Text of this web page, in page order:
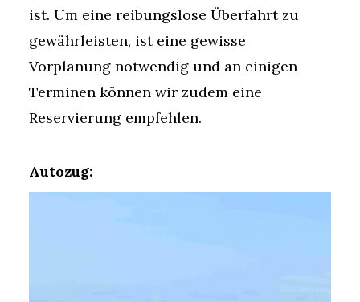
ist. Um eine reibungslose Überfahrt zu
gewährleisten, ist eine gewisse
Vorplanung notwendig und an einigen
Terminen können wir zudem eine
Reservierung empfehlen.
Autozug: